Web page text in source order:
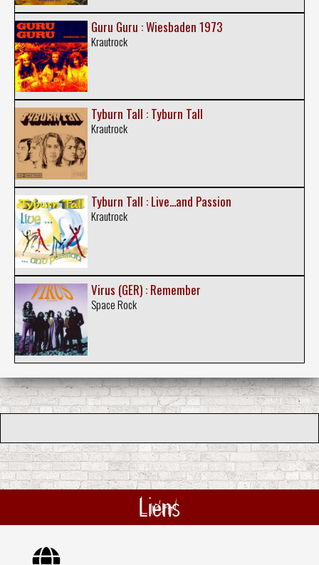
Guru Guru : Wiesbaden 1973
Krautrock
Tyburn Tall : Tyburn Tall
Krautrock
Tyburn Tall : Live...and Passion
Krautrock
Virus (GER) : Remember
Space Rock
Liens